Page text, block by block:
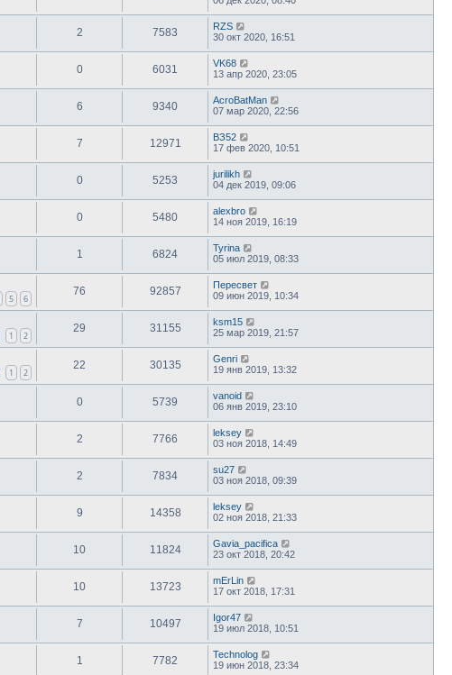
2 7583
RZS
30 окт 2020, 16:51
0 6031
VK68
13 апр 2020, 23:05
6 9340
AcroBatMan
07 мар 2020, 22:56
7 12971
ВЗ52
17 фев 2020, 10:51
0 5253
jurilikh
04 дек 2019, 09:06
0 5480
alexbro
14 ноя 2019, 16:19
1 6824
Tyrina
05 июл 2019, 08:33
5 6
76 92857
Пересвет
09 июн 2019, 10:34
1 2
29 31155
ksm15
25 мар 2019, 21:57
1 2
22 30135
Genri
19 янв 2019, 13:32
0 5739
vanoid
06 янв 2019, 23:10
2 7766
leksey
03 ноя 2018, 14:49
2 7834
su27
03 ноя 2018, 09:39
9 14358
leksey
02 ноя 2018, 21:33
10 11824
Gavia_pacifica
23 окт 2018, 20:42
10 13723
mErLin
17 окт 2018, 17:31
7 10497
Igor47
19 июл 2018, 10:51
1 7782
Technolog
19 июн 2018, 23:34